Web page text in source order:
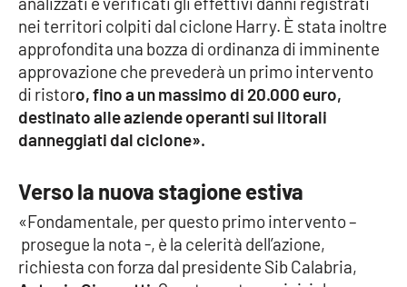
Crotone
Vibo Valentia
Reggio Calabria
Lamezia Terme
nei territori colpiti dal ciclone Harry. È stata inoltre
approfondita una bozza di ordinanza di imminente
approvazione che prevederà un primo intervento
di ristoro, fino a un massimo di 20.000 euro,
destinato alle aziende operanti sui litorali
danneggiati dal ciclone».
Verso la nuova stagione estiva
«Fondamentale, per questo primo intervento –
prosegue la nota -, è la celerità dell’azione,
richiesta con forza dal presidente Sib Calabria,